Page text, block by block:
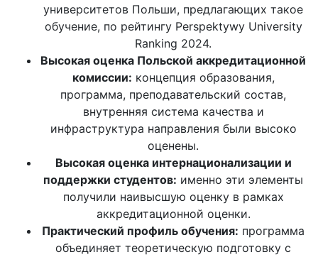
университетов Польши, предлагающих такое
обучение, по рейтингу Perspektywy University
Ranking 2024.
Высокая оценка Польской аккредитационной
комиссии: концепция образования,
программа, преподавательский состав,
внутренняя система качества и
инфраструктура направления были высоко
оценены.
Высокая оценка интернационализации и
поддержки студентов: именно эти элементы
получили наивысшую оценку в рамках
аккредитационной оценки.
Практический профиль обучения: программа
объединяет теоретическую подготовку с